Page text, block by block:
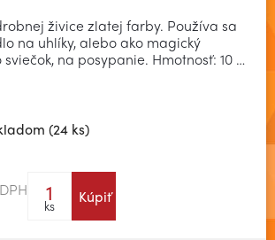
živice zlatej farby. Používa sa
na uhlíky, alebo ako magický
na posypanie. Hmotnosť: 10 …
(24 ks)
ks Kúpiť
Zobraziť viac